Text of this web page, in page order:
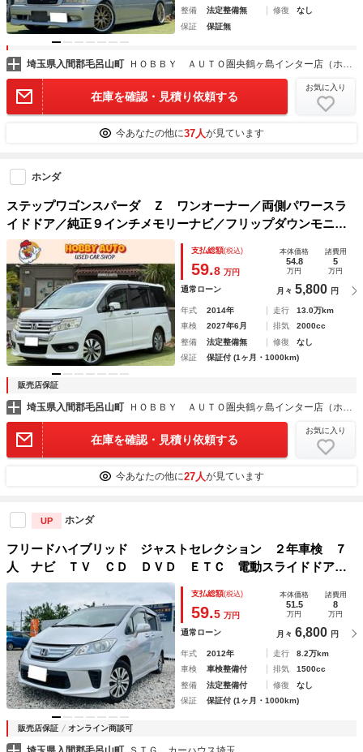
整備
法定整備無 修復
なし
保証
保証無
埼玉県入間郡毛呂山町 ＨＯＢＢＹ ＡＵＴＯ圏央鶴ヶ島インター店（ホビーオート）
在庫を確認・見積り依頼する
お気に入り
今あなたの他に37人が見ています
ホンダ
ステップワゴンスパーダ Ｚ ワンオーナー／両側パワースラ
イドドア／純正９インチメモリーナビ／フリップダウンモニタ
ー／Ｂｌｕｅｔｏｏｔｈ／ＤＶＤ／ミュージックサーバー／オ
ートクルコン／パドルシフト／ウィンカーミラー／スマートキ
ー／
支払総額(税込)
59.8 万円
本体価格
54.8
万円
諸費用
5
万円
通常ローン 月々 5,800 円
年式 2014年 走行
13.0万km
車検
2027年6月 排気
2000cc
整備
法定整備無 修復
なし
保証
保証付 (1ヶ月・1000km)
販売店保証
埼玉県入間郡毛呂山町 ＨＯＢＢＹ ＡＵＴＯ圏央鶴ヶ島インター店（ホビーオート）
在庫を確認・見積り依頼する
お気に入り
今あなたの他に27人が見ています
UP ホンダ
フリードハイブリッド ジャストセレクション ２年車検 ７
人 ナビ ＴＶ ＣＤ ＤＶＤ ＥＴＣ 電動スライドドア
アルミホイール オートエアコン・ライト クルーズコントロ
ール ウインカーミラー キーレス パワーウインド ハーフ
レザーシート
支払総額(税込)
59.5 万円
本体価格
51.5
万円
諸費用
8
万円
通常ローン 月々 6,800 円
年式 2012年 走行
8.2万km
車検
車検整備付 排気
1500cc
整備
法定整備付 修復
なし
保証
保証付 (1ヶ月・1000km)
販売店保証 オンライン商談可